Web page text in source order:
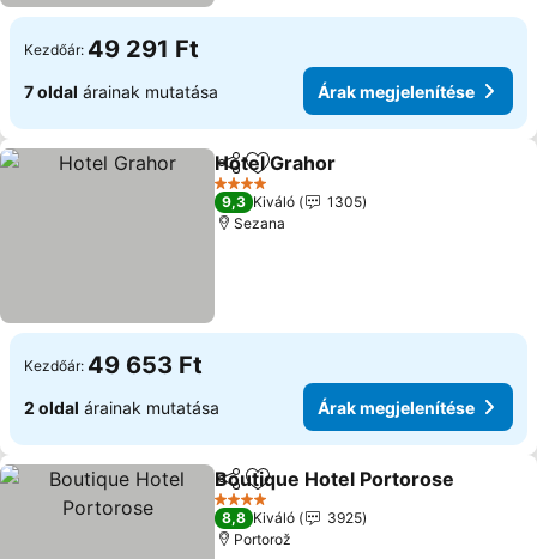
Kezdőár: 49 291 Ft
7 oldal árainak mutatása Árak megjelenítése
Megosztás
Hozzáadás a kedvencekhez
Hotel Grahor
4 Kategória
9,3 Kiváló
1305
Sezana
Kezdőár: 49 653 Ft
2 oldal árainak mutatása Árak megjelenítése
MegosztásHozzáadás a kedvencekhez
Boutique Hotel Portorose
4 Kategória
8,8 Kiváló
3925
Portorož